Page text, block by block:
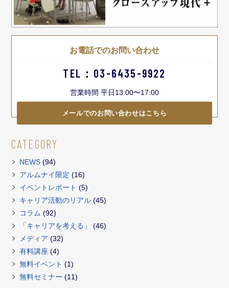
お電話でのお問い合わせ
TEL：03-6435-9922
営業時間 平日13:00〜17:00
メールでのお問い合わせはこちら
CATEGORY
NEWS (94)
アルムナイ限定 (16)
イベントレポート (5)
キャリア活動のリアル (45)
コラム (92)
「キャリアを考える」
(46)
メディア (32)
有料講座 (4)
無料イベント (1)
無料セミナー (11)